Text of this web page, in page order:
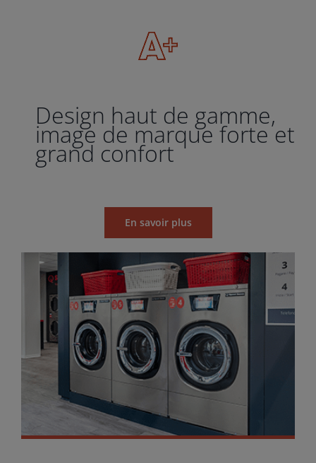
Design haut de gamme,
image de marque forte et
grand confort
En savoir plus